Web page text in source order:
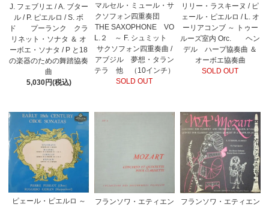
J. フェブリエ / A. ブター
ル / P. ピエルロ / S. ボ
ド プーランク クラ
リネット・ソナタ ＆ オ
ーボエ・ソナタ / P と18
の楽器のための舞踏協奏
曲
5,030円(税込)
マルセル・ミュール・サ
クソフォン四重奏団
THE SAXOPHONE VO
L.２ ～ F. シュミット
サクソフォン四重奏曲 /
アブジル 夢想・タラン
テラ 他 （10インチ）
SOLD OUT
リリー・ラスキーヌ / ピ
ェール・ピエルロ / L. オ
ーリアコンブ ～ トゥー
ルーズ室内 Orc. ヘン
デル ハープ協奏曲 ＆
オーボエ協奏曲
SOLD OUT
ピェール・ピエルロ ～
フランソワ・エティエン
フランソワ・エティエン